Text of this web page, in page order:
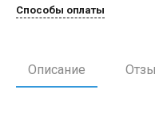
Способы оплаты
Описание